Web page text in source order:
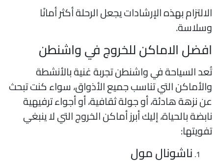
بهذه الإرشادات يجعل الرحلة أكثر أمانًا
الاماكن للخروج في واشنطن
السياحة في واشنطن تجربة غنية بالأنشطة
التي تناسب جميع الأذواق، سواء كنت تبحث
نزهة هادئة، أو جولة ثقافية، أو أجواء ترفيهية
بالحياة، إليك أبرز أماكن الخروج التي لا ينبغي
ناشونال مول